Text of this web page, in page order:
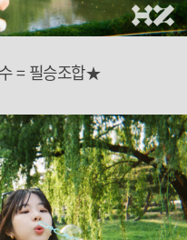
= 필승조합★